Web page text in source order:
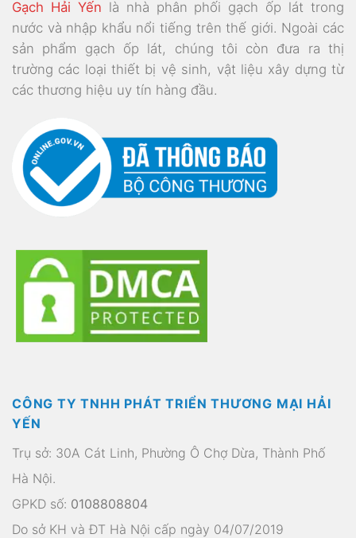
Gạch Hải Yến là nhà phân phối gạch ốp lát trong
nước và nhập khẩu nổi tiếng trên thế giới. Ngoài các
sản phẩm gạch ốp lát, chúng tôi còn đưa ra thị
trường các loại thiết bị vệ sinh, vật liệu xây dựng từ
các thương hiệu uy tín hàng đầu.
CÔNG TY TNHH PHÁT TRIỂN THƯƠNG MẠI HẢI
YẾN
Trụ sở: 30A Cát Linh, Phường Ô Chợ Dừa, Thành Phố
Hà Nội.
GPKD số: 0108808804
Do sở KH và ĐT Hà Nội cấp ngày 04/07/2019